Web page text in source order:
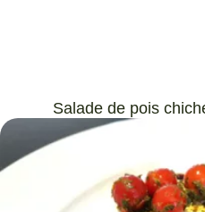
Salade de pois